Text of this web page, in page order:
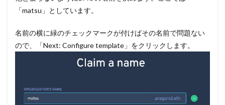
「matsu」としています。
名前の横に緑のチェックマークが付けばその名前で問題ない
ので、「Next: Configure template」をクリックします。